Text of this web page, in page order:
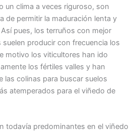
un clima a veces riguroso, son
de permitir la maduración lenta y
pues, los terruños con mejor
producir con frecuencia los
motivo los viticultores han ido
los fértiles valles y han
las colinas para buscar suelos
atemperados para el viñedo de
todavía predominantes en el viñedo